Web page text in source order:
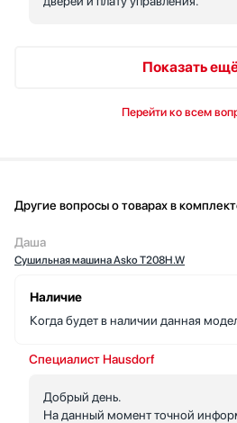
Показать
Перейти ко всем
Другие вопросы о товарах в
Даша
Сушильная машина Asko T208H.W
Наличие
Когда будет в наличии данная
Специалист Hausdorf
Добрый день.
На данный момент точной